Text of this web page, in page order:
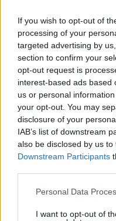
If you wish to opt-out of
processing of your
targeted advertising by
section to confirm your
opt-out request is
interest-based ads based
us or personal
your opt-out. You may
disclosure of your
IAB’s list of downstream
also be disclosed by us
Downstream Participants
Please note that this
not limited to your visit or
Personal Data
I want to opt-out of
Το μυστήριο που
δεν υπήρξαν ποτέ
πριν 14 λεπτά
Η Ελλάδα και ακόμη 8
απορρίπτουν τον
λειτουργίας του
πριν 15 λεπτά
Νέα Mercedes-AMG GT
3,5 δλ.
πριν 16 λεπτά
ισοφάριση ο